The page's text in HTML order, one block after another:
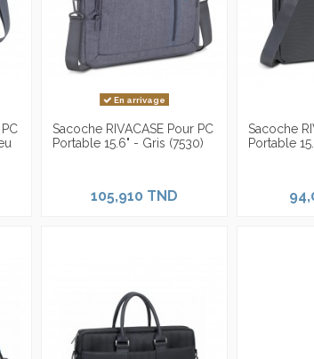
En arrivage
Sacoche RIVACASE Pour PC
Portable 15.6" - Gris (7530)
105,910 TND
Sacoche
Portable